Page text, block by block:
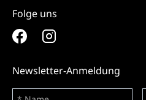
Folge uns
Newsletter-Anmeldung